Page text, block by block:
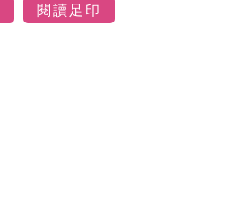
閱讀足印